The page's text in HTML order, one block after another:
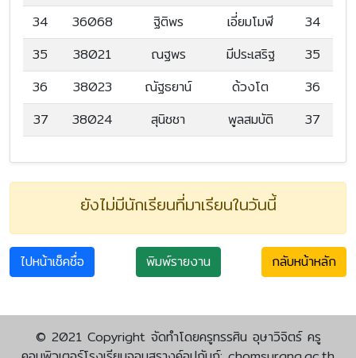
34
36068 ฐิติพร เอี่ยมโมฬี
34
35
38021 ณฐพร มีประเสริฐ
35
36
38023 ณัฐธยาน์ ด้วงโต
36
37
38024 สุนิชชา พูลสมบัติ 37
ยังไม่มีนักเรียนที่มาเรียนในวันนี้
ไปหน้าเช็คชื่อ พิมพ์รายงาน กลับหน้าหลัก
© 2021 Copyright จัดทำโดยครูทรรศิน อุษาวิจิตร์ ครู